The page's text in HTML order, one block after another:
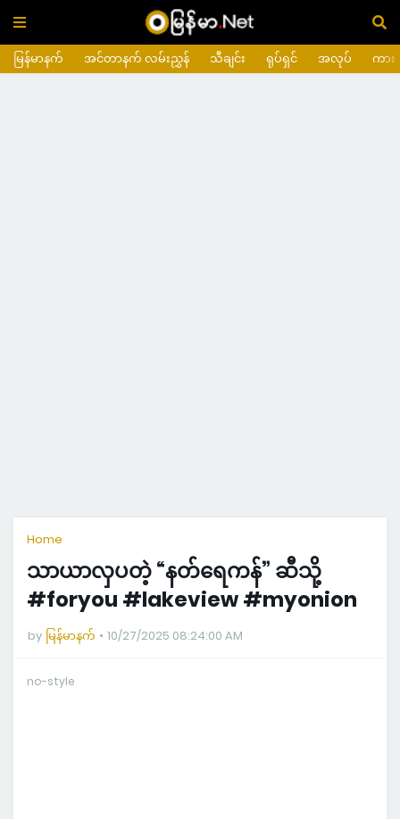
မြန်မာနက် အင်တာနက် လမ်းညွှန် သီချင်း ရုပ်ရှင် အလုပ် ကား
Home
သာယာလှပတဲ့ “နတ်ရေကန်” ဆီသို့
#foryou #lakeview #myonion
by မြန်မာနက် 10/27/2025 08:24:00 AM
no-style